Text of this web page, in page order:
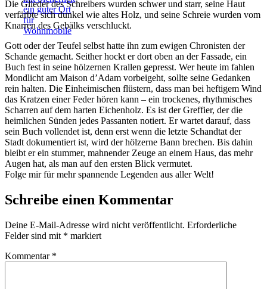
Am Mittelmeer in Cambrils
Die Glieder des Schreibers wurden schwer und starr, seine Haut
verfärbte sich dunkel wie altes Holz, und seine Schreie wurden vom
Knarren des Gebälks verschluckt.
Gott oder der Teufel selbst hatte ihn zum ewigen Chronisten der
Schande gemacht. Seither hockt er dort oben an der Fassade, ein
Buch fest in seine hölzernen Krallen gepresst. Wer heute im fahlen
Mondlicht am Maison d’Adam vorbeigeht, sollte seine Gedanken
rein halten. Die Einheimischen flüstern, dass man bei heftigem Wind
das Kratzen einer Feder hören kann – ein trockenes, rhythmisches
Scharren auf dem harten Eichenholz. Es ist der Greffier, der die
heimlichen Sünden jedes Passanten notiert. Er wartet darauf, dass
sein Buch vollendet ist, denn erst wenn die letzte Schandtat der
Stadt dokumentiert ist, wird der hölzerne Bann brechen. Bis dahin
bleibt er ein stummer, mahnender Zeuge an einem Haus, das mehr
Augen hat, als man auf den ersten Blick vermutet.
Folge mir für mehr spannende Legenden aus aller Welt!
Schreibe einen Kommentar
Deine E-Mail-Adresse wird nicht veröffentlicht. Erforderliche
Felder sind mit * markiert
Kommentar *